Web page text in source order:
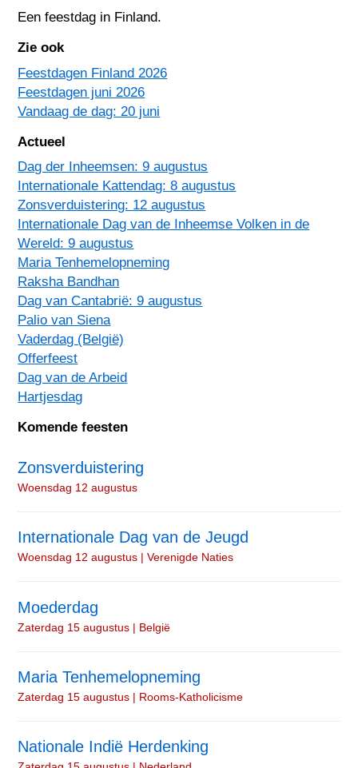
Een feestdag in Finland.
Zie ook
Feestdagen Finland 2026
Feestdagen juni 2026
Vandaag de dag: 20 juni
Actueel
Dag der Inheemsen: 9 augustus
Internationale Kattendag: 8 augustus
Zonsverduistering: 12 augustus
Internationale Dag van de Inheemse Volken in de
Wereld: 9 augustus
Maria Tenhemelopneming
Raksha Bandhan
Dag van Cantabrië: 9 augustus
Palio van Siena
Vaderdag (België)
Offerfeest
Dag van de Arbeid
Hartjesdag
Komende feesten
Zonsverduistering
Woensdag 12 augustus
Internationale Dag van de Jeugd
Woensdag 12 augustus | Verenigde Naties
Moederdag
Zaterdag 15 augustus | België
Maria Tenhemelopneming
Zaterdag 15 augustus | Rooms-Katholicisme
Nationale Indië Herdenking